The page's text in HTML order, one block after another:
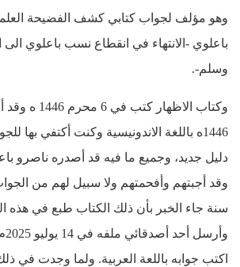
وهو مؤلف لجواب كتابي كشف الفضيحة
باعلوي -الانتهاء في انقطاع نسب باعلوي الى
وسلم-.
1446ه باللغة الاندونيسية وكنت أكتفي بها
دليل جديد، وجميع ما فيه قد أصدره ناصرو
وقد أجبتهم وأفحمتهم ولا سبيل لهم من
اكتب جوابه باللعة العربية. ولما وجدت في